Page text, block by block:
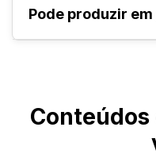
Sim. Acompanha
fixação prática.
Pode produzir